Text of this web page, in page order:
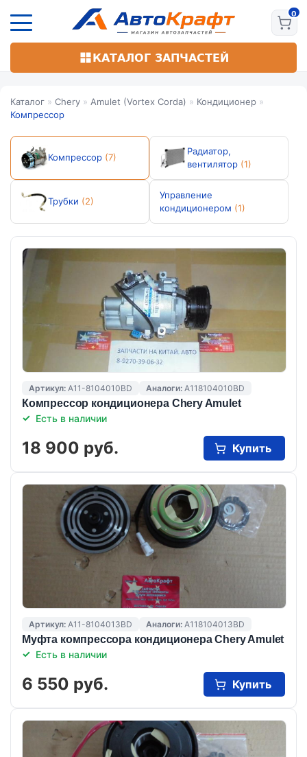
основному
КАТАЛОГ ЗАПЧАСТЕЙ
Каталог » Chery » Amulet (Vortex Corda) » Кондиционер »
Компрессор
Компрессор (7)
Радиатор,
вентилятор (1)
Трубки (2)
Управление
кондиционером (1)
Артикул: A11-8104010BD Аналоги: A118104010BD
Компрессор кондиционера Chery Amulet
Есть в наличии
18 900 руб. Купить
Артикул: A11-8104013BD Аналоги: A118104013BD
Муфта компрессора кондиционера Chery Amulet
Есть в наличии
6 550 руб. Купить